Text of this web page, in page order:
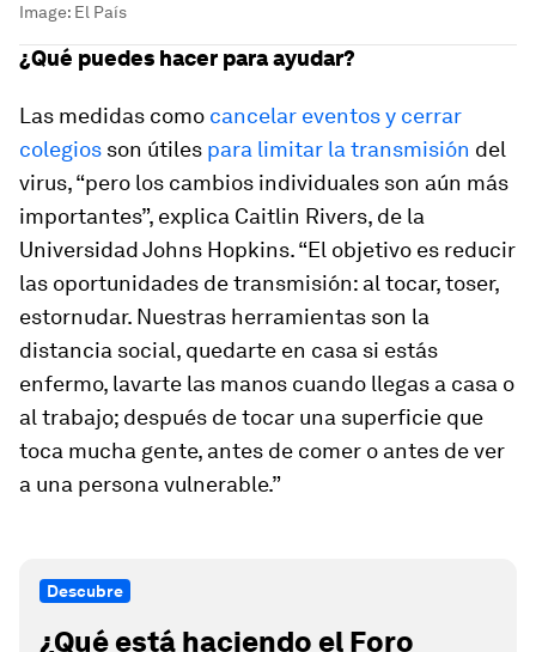
Image: El País
¿Qué puedes hacer para ayudar?
Las medidas como cancelar eventos y cerrar
colegios son útiles para limitar la transmisión del
virus, “pero los cambios individuales son aún más
importantes”, explica Caitlin Rivers, de la
Universidad Johns Hopkins. “El objetivo es reducir
las oportunidades de transmisión: al tocar, toser,
estornudar. Nuestras herramientas son la
distancia social, quedarte en casa si estás
enfermo, lavarte las manos cuando llegas a casa o
al trabajo; después de tocar una superficie que
toca mucha gente, antes de comer o antes de ver
a una persona vulnerable.”
Descubre
¿Qué está haciendo el Foro